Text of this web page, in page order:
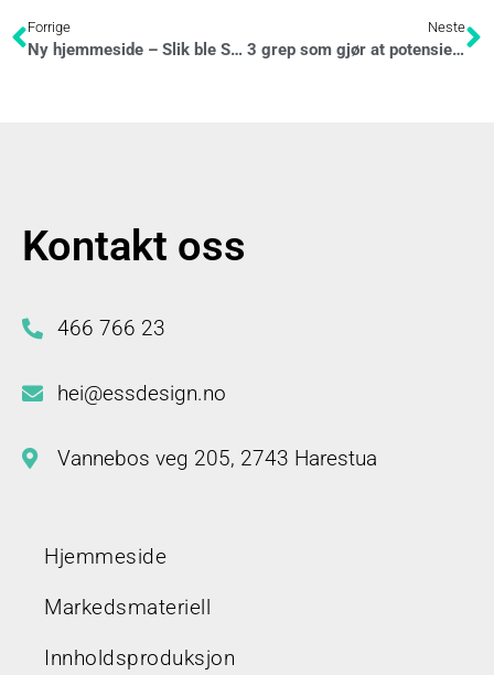
Forrige
Ny hjemmeside – Slik ble Storgaten Fysioterapi DA mer synlig på nett
Neste
3 grep som gjør at potensielle kunder husker deg etter messen
Kontakt oss
466 766 23
hei@essdesign.no
Vannebos veg 205, 2743 Harestua
Hjemmeside
Markedsmateriell
Innholdsproduksjon